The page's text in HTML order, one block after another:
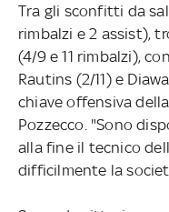
Tra gli sconfitti da
rimbalzi e 2 assist),
(4/9 e 11 rimbalzi),
Rautins (2/11) e
chiave offensiva
Pozzecco. "Sono
alla fine il tecnico
difficilmente la